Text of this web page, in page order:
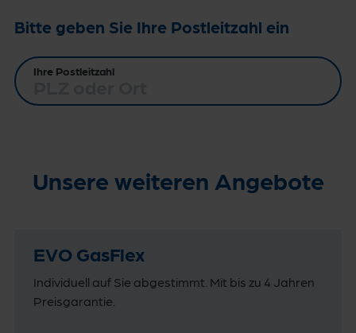
Bitte geben Sie Ihre Postleitzahl ein
Ihre Postleitzahl
Unsere weiteren Angebote
EVO GasFlex
Individuell auf Sie abgestimmt. Mit bis zu 4 Jahren
Preisgarantie.